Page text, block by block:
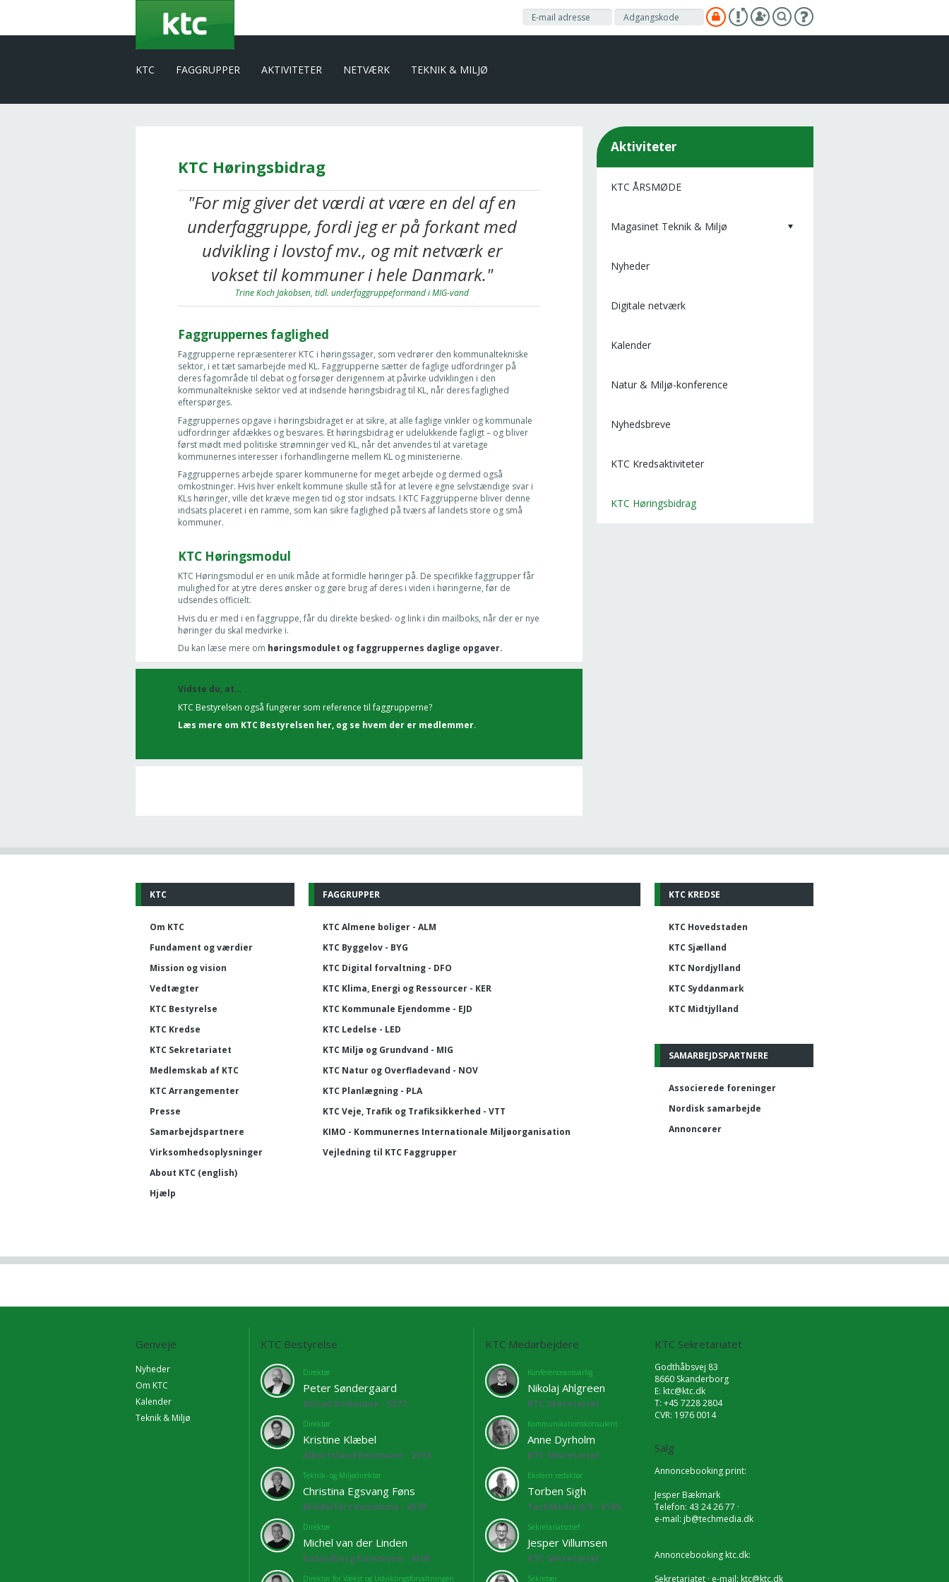
KTC FAGGRUPPER AKTIVITETER NETVÆRK TEKNIK & MILJØ
KTC Høringsbidrag
"For mig giver det værdi at være en del af en
underfaggruppe, fordi jeg er på forkant med
udvikling i lovstof mv., og mit netværk er
vokset til kommuner i hele Danmark."
Trine Koch Jakobsen, tidl. underfaggruppeformand i MIG-vand
Faggruppernes faglighed
Faggrupperne repræsenterer KTC i høringssager, som vedrører den kommunaltekniske
sektor, i et tæt samarbejde med KL. Faggrupperne sætter de faglige udfordringer på
deres fagområde til debat og forsøger derigennem at påvirke udviklingen i den
kommunaltekniske sektor ved at indsende høringsbidrag til KL, når deres faglighed
efterspørges.
Faggruppernes opgave i høringsbidraget er at sikre, at alle faglige vinkler og kommunale
udfordringer afdækkes og besvares. Et høringsbidrag er udelukkende fagligt – og bliver
først mødt med politiske strømninger ved KL, når det anvendes til at varetage
kommunernes interesser i forhandlingerne mellem KL og ministerierne.
Faggruppernes arbejde sparer kommunerne for meget arbejde og dermed også
omkostninger. Hvis hver enkelt kommune skulle stå for at levere egne selvstændige svar i
KLs høringer, ville det kræve megen tid og stor indsats. I KTC Faggrupperne bliver denne
indsats placeret i en ramme, som kan sikre faglighed på tværs af landets store og små
kommuner.
KTC Høringsmodul
KTC Høringsmodul er en unik måde at formidle høringer på. De specifikke faggrupper får
mulighed for at ytre deres ønsker og gøre brug af deres i viden i høringerne, før de
udsendes officielt.
Hvis du er med i en faggruppe, får du direkte besked- og link i din mailboks, når der er nye
høringer du skal medvirke i.
Du kan læse mere om høringsmodulet og faggruppernes daglige opgaver.
Vidste du, at…
KTC Bestyrelsen også fungerer som reference til faggrupperne?
Læs mere om KTC Bestyrelsen her, og se hvem der er medlemmer.
Aktiviteter
KTC ÅRSMØDE
Magasinet Teknik & Miljø
Nyheder
Digitale netværk
Kalender
Natur & Miljø-konference
Nyhedsbreve
KTC Kredsaktiviteter
KTC Høringsbidrag
KTC
Om KTC
Fundament og værdier
Mission og vision
Vedtægter
KTC Bestyrelse
KTC Kredse
KTC Sekretariatet
Medlemskab af KTC
KTC Arrangementer
Presse
Samarbejdspartnere
Virksomhedsoplysninger
About KTC (english)
Hjælp
KTC KREDSE
KTC Hovedstaden
KTC Sjælland
KTC Nordjylland
KTC Syddanmark
KTC Midtjylland
SAMARBEJDSPARTNERE
Associerede foreninger
Nordisk samarbejde
Annoncører
FAGGRUPPER
KTC Almene boliger - ALM
KTC Byggelov - BYG
KTC Digital forvaltning - DFO
KTC Klima, Energi og Ressourcer - KER
KTC Kommunale Ejendomme - EJD
KTC Ledelse - LED
KTC Miljø og Grundvand - MIG
KTC Natur og Overfladevand - NOV
KTC Planlægning - PLA
KTC Veje, Trafik og Trafiksikkerhed - VTT
KIMO - Kommunernes Internationale Miljøorganisation
Vejledning til KTC Faggrupper
Genveje
Nyheder
Om KTC
Kalender
Teknik & Miljø
KTC Bestyrelse
Direktør
Peter Søndergaard
Solrød Kommune - 5272
Direktør
Kristine Klæbel
Albertslund Kommune - 2673
Teknik- og Miljødirektør
Christina Egsvang Føns
Middelfart Kommune - 4525
Direktør
Michel van der Linden
Kalundborg Kommune - 4108
Direktør for Vækst og Udviklingsforvaltningen
KTC Medarbejdere
Konferenceansvarlig
Nikolaj Ahlgreen
KTC Sekretariat
Kommunikationskonsulent
Anne Dyrholm
KTC Sekretariat
Ekstern redaktør
Torben Sigh
TechMedia A/S - 6769
Sekretariatschef
Jesper Villumsen
KTC Sekretariat
Sekretær
KTC Sekretariatet
Godthåbsvej 83
8660 Skanderborg
E: ktc@ktc.dk
T: +45 7228 2804
CVR: 1976 0014
Salg
Annoncebooking print:
Jesper Bækmark
Telefon: 43 24 26 77 ·
e-mail: jb@techmedia.dk
Annoncebooking ktc.dk:
Sekretariatet · e-mail: ktc@ktc.dk